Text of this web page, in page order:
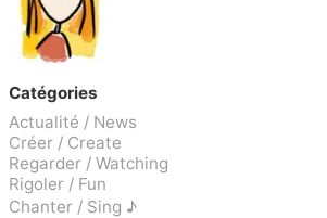
Catégories
Actualité / News
Créer / Create
Regarder / Watching
Rigoler / Fun
Chanter / Sing ♪